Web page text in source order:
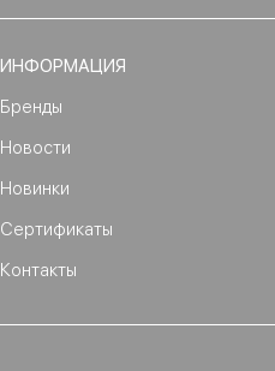
ИНФОРМАЦИЯ
Бренды
Новости
Новинки
Сертификаты
Контакты